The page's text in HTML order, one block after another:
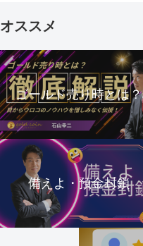
オススメ
ゴールド売り時とは？
備えよ・預金封鎖